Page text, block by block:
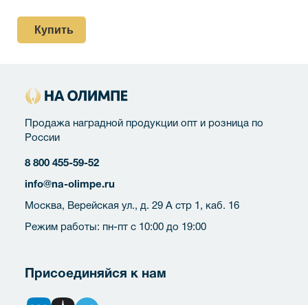
Купить
Продажа наградной продукции опт и розница по
России
8 800 455-59-52
info@na-olimpe.ru
Москва, Верейская ул., д. 29 А стр 1, каб. 16
Режим работы: пн-пт с 10:00 до 19:00
Присоединяйся к нам